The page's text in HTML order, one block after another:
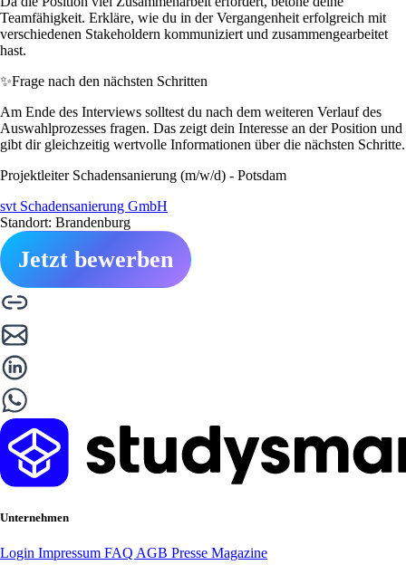
Teamfähigkeit. Erkläre, wie du in der Vergangenheit erfolgreich mit
verschiedenen Stakeholdern kommuniziert und zusammengearbeitet
hast.
✨Frage nach den nächsten Schritten
Am Ende des Interviews solltest du nach dem weiteren Verlauf des
Auswahlprozesses fragen. Das zeigt dein Interesse an der Position und
gibt dir gleichzeitig wertvolle Informationen über die nächsten Schritte.
Projektleiter Schadensanierung (m/w/d) - Potsdam
svt Schadensanierung GmbH
Standort: Brandenburg
Jetzt bewerben
Unternehmen
Login Impressum FAQ AGB Presse Magazine